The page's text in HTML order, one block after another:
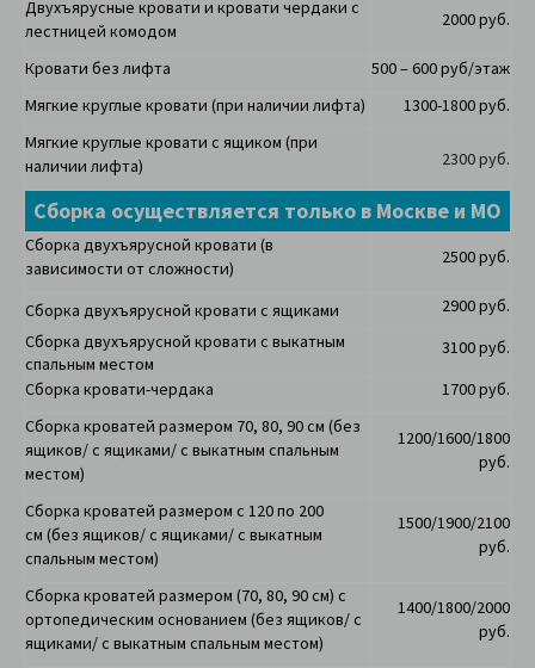
Двухъярусные кровати и кровати чердаки с
лестницей комодом
2000 руб.
Кровати без лифта
500 – 600 руб/этаж
Мягкие круглые кровати (при наличии лифта)
1300-1800 руб.
Мягкие круглые кровати с ящиком (при
наличии лифта)
2300 руб.
Сборка осуществляется только в Москве и МО
Сборка двухъярусной кровати (в
зависимости от сложности)
2500 руб.
Сборка двухъярусной кровати с ящиками
2900 руб.
Сборка двухъярусной кровати с выкатным
спальным местом
3100 руб.
Сборка кровати-чердака
1700 руб.
Сборка кроватей размером 70, 80, 90 см (без
ящиков/ с ящиками/ с выкатным спальным
местом)
1200/1600/1800
руб.
Сборка кроватей размером с 120 по 200
см (без ящиков/ с ящиками/ с выкатным
спальным местом)
1500/1900/2100
руб.
Сборка кроватей размером (70, 80, 90 см) с
ортопедическим основанием (без ящиков/ с
ящиками/ с выкатным спальным местом)
1400/1800/2000
руб.